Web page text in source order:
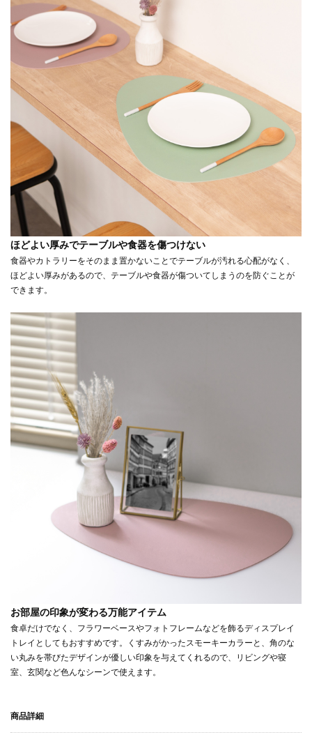
ほどよい厚みでテーブルや食器を傷つけない
食器やカトラリーをそのまま置かないことでテーブルが汚れる心配がなく、
ほどよい厚みがあるので、テーブルや食器が傷ついてしまうのを防ぐことが
できます。
お部屋の印象が変わる万能アイテム
食卓だけでなく、フラワーベースやフォトフレームなどを飾るディスプレイ
トレイとしてもおすすめです。くすみがかったスモーキーカラーと、角のな
い丸みを帯びたデザインが優しい印象を与えてくれるので、リビングや寝
室、玄関など色んなシーンで使えます。
商品詳細